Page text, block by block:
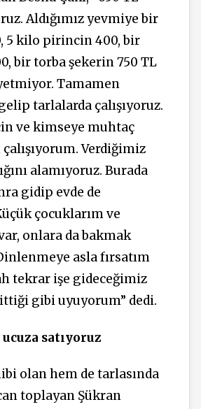
Aldığımız yevmiye bir
5 kilo pirincin 400, bir
bir torba şekerin 750 TL
Tamamen
tarlalarda çalışıyoruz.
ve kimseye muhtaç
Verdiğimiz
alamıyoruz. Burada
gidip evde de
çocuklarım ve
onlara da bakmak
asla fırsatım
tekrar işe gideceğimiz
gibi uyuyorum” dedi.
satıyoruz
olan hem de tarlasında
toplayan Şükran